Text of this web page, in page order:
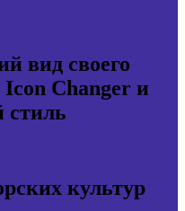
вид своего
Icon Changer и
стиль
культур